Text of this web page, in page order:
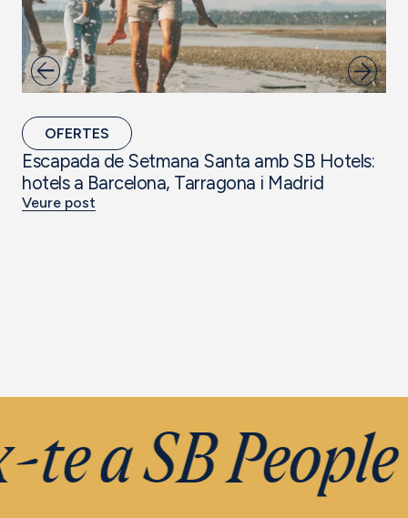
OFERTES
Escapada de Setmana Santa amb SB Hotels:
hotels a Barcelona, Tarragona i Madrid
Veure post
a SB People